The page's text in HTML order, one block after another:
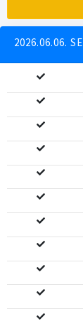
2026.06.06.